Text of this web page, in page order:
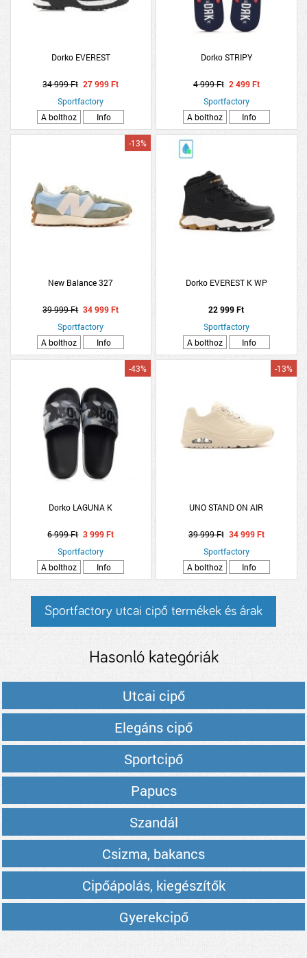
Dorko EVEREST
34 999 Ft 27 999 Ft
Sportfactory
A bolthoz
Info
Dorko STRIPY
4 999 Ft 2 499 Ft
Sportfactory
A bolthoz
Info
New Balance 327
-13%
39 999 Ft 34 999 Ft
Sportfactory
A bolthoz
Info
Dorko EVEREST K WP
22 999 Ft
Sportfactory
A bolthoz
Info
Dorko LAGUNA K
-43%
6 999 Ft 3 999 Ft
Sportfactory
A bolthoz
Info
UNO STAND ON AIR
-13%
39 999 Ft 34 999 Ft
Sportfactory
A bolthoz
Info
Sportfactory utcai cipő termékek és árak
Hasonló kategóriák
Utcai cipő
Elegáns cipő
Sportcipő
Papucs
Szandál
Csizma, bakancs
Cipőápolás, kiegészítők
Gyerekcipő